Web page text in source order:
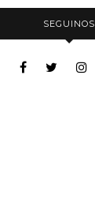
SEGUINOS